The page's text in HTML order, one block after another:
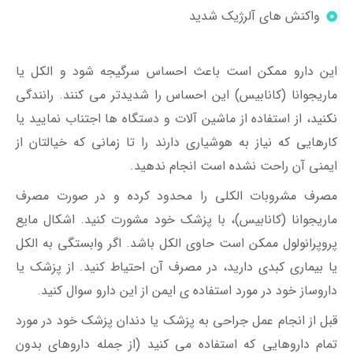
واکنش های آلرژیک شدید
این دارو ممکن است باعث احساس سرگیجه شود و الکل یا
ماریجوانا (کانابیس) این احساس را شدیدتر می کنند. رانندگی
نکنید، از استفاده از ماشین آلات و دستگاه ها اجتناب نمایید یا
کارهایی که نیاز به هوشیاری دارند را تا زمانی که خیالتان از
ایمنی آن راحت نشده است انجام ندهید.
مصرف مشروبات الکلی را محدود کرده و در صورت مصرف
ماریجوانا (کانابیس)، با پزشک خود مشورت کنید. اشکال مایع
پروپرانولول ممکن است حاوی الکل باشد. اگر وابستگی به الکل
یا بیماری کبدی دارید، در مصرف آن احتیاط کنید. از پزشک یا
داروساز خود در مورد استفاده ی ایمن از این دارو سوال کنید.
قبل از انجام عمل جراحی به پزشک یا دندان پزشک خود در مورد
تمام داروهایی که استفاده می کنید (از جمله داروهای بدون